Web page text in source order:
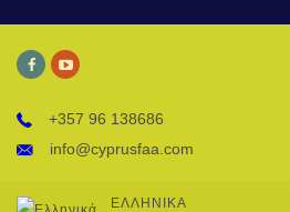
+357 96 138686
info@cyprusfaa.com
ΕΛΛΗΝΙΚΆ